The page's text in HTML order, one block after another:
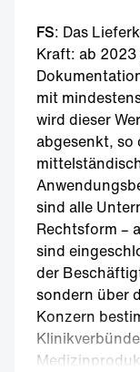
FS: Das
Kraft: ab
mit
wird dieser
abgesenkt, so
sind alle
Rechtsform –
sind
der
sondern über
Konzern